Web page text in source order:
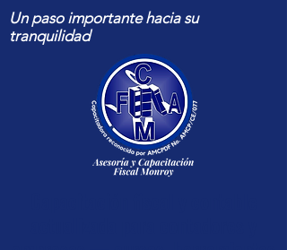
Un paso importante hacia su
tranquilidad